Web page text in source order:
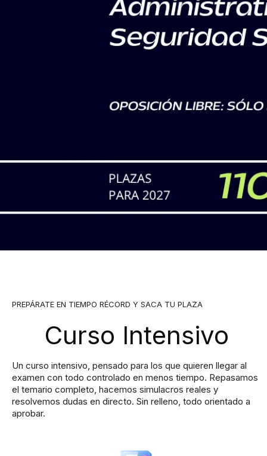
PREPÁRATE EN TIEMPO RÉCORD Y SACA TU PLAZA
Curso Intensivo
Un curso intensivo, pensado para los que quieren llegar al
examen con todo controlado en menos tiempo. Repasamos
el temario completo, hacemos simulacros reales y
resolvemos dudas en directo. Sin relleno, todo orientado a
aprobar.